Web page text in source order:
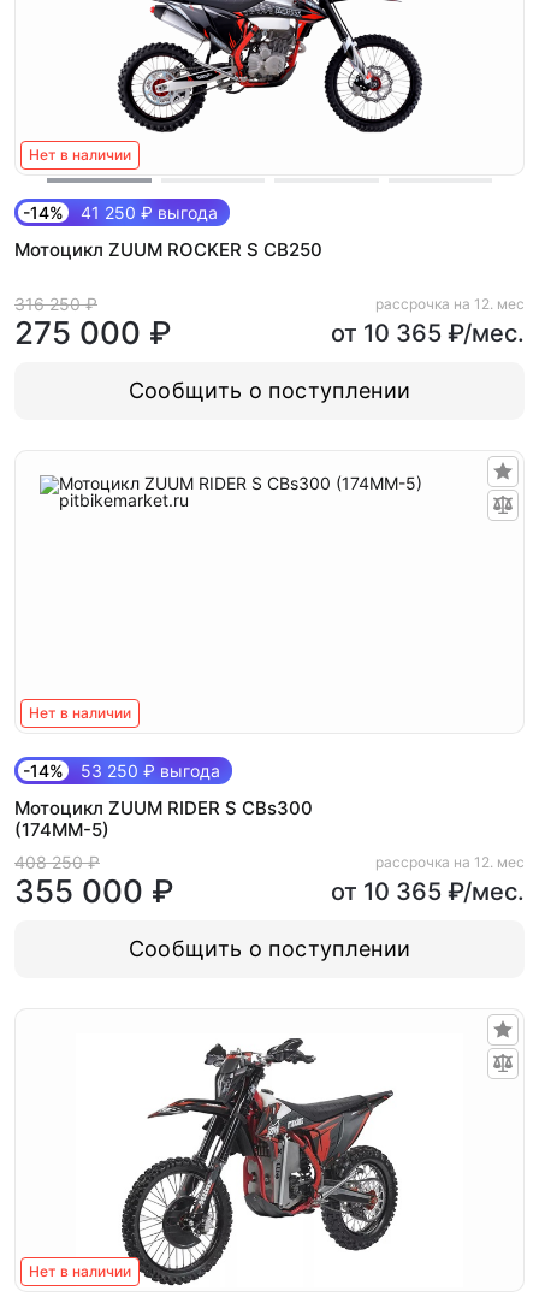
Нет в наличии
-14% 41 250 ₽ выгода
Мотоцикл ZUUM ROCKER S CB250
316 250 ₽
275 000 ₽
рассрочка на 12. мес
от 10 365 ₽/мес.
Сообщить о поступлении
Нет в наличии
-14% 53 250 ₽ выгода
Мотоцикл ZUUM RIDER S CBs300
(174MM-5)
408 250 ₽
355 000 ₽
рассрочка на 12. мес
от 10 365 ₽/мес.
Сообщить о поступлении
Нет в наличии